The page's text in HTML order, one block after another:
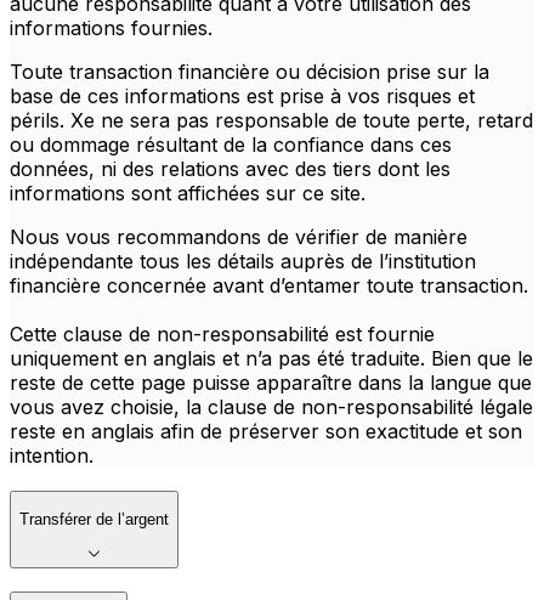
informations fournies.
Toute transaction financière ou décision prise sur la
base de ces informations est prise à vos risques et
périls. Xe ne sera pas responsable de toute perte, retard
ou dommage résultant de la confiance dans ces
données, ni des relations avec des tiers dont les
informations sont affichées sur ce site.
Nous vous recommandons de vérifier de manière
indépendante tous les détails auprès de l’institution
financière concernée avant d’entamer toute transaction.
Cette clause de non-responsabilité est fournie
uniquement en anglais et n’a pas été traduite. Bien que le
reste de cette page puisse apparaître dans la langue que
vous avez choisie, la clause de non-responsabilité légale
reste en anglais afin de préserver son exactitude et son
intention.
Transférer de l’argent